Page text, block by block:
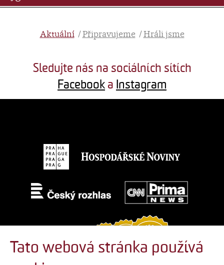
Aktuální Připravujeme Hráli jsme
Sledujte nás na sociálních sítích
Facebook a Instagram
Tato webová stránka používá